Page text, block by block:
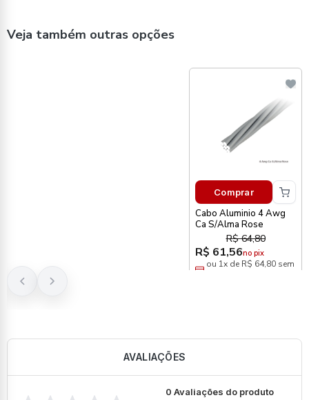
Veja também outras opções
Comprar
Cabo Aluminio 4 Awg
Ca S/Alma Rose
R$ 64,80
R$ 61,56no pix
ou 1x de R$ 64,80 sem
AVALIAÇÕES
0 Avaliações do produto